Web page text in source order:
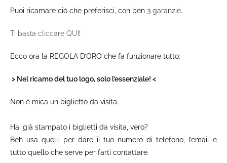
Puoi ricamare ciò che preferisci, con ben 3 garanzie.
Ti basta cliccare QUI!
Ecco ora la REGOLA D’ORO che fa funzionare tutto:
> Nel ricamo del tuo logo, solo l’essenziale! <
Non è mica un biglietto da visita.
Hai già stampato i biglietti da visita, vero?
Beh usa quelli per dare il tuo numero di telefono, l’email e
tutto quello che serve per farti contattare.